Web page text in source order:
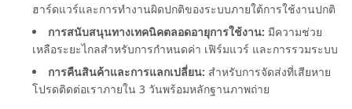
ฮาร์ดแวร์และการทำงานผิดปกติของระบบภายใต้การใช้งานปกติ
การสนับสนุนทางเทคนิคตลอดอายุการใช้งาน: มีความช่วย
เหลือระยะไกลสำหรับการกำหนดค่า เฟิร์มแวร์ และการรวมระบบ
การคืนสินค้าและการแลกเปลี่ยน: สำหรับการจัดส่งที่เสียหาย
โปรดติดต่อเราภายใน 3 วันพร้อมหลักฐานภาพถ่าย